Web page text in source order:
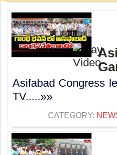
Asifabad Congress
TV.....»»
CATEGORY: